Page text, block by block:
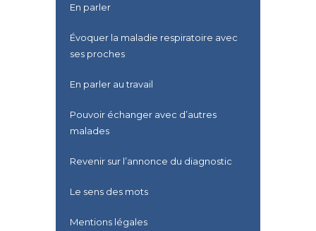
En parler
Évoquer la maladie respiratoire avec
ses proches
En parler au travail
Pouvoir échanger avec d’autres
malades
Revenir sur l’annonce du diagnostic
Le sens des mots
Mentions légales